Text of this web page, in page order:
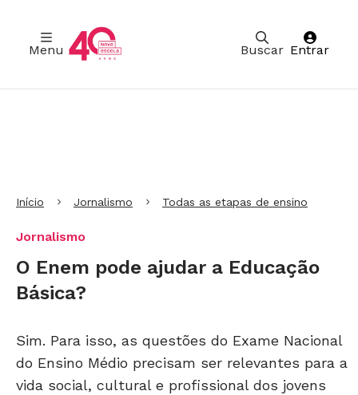
Buscar
Menu Entrar
Início Jornalismo Todas as etapas de ensino
Jornalismo
O Enem pode ajudar a Educação
Básica?
Sim. Para isso, as questões do Exame Nacional
do Ensino Médio precisam ser relevantes para a
vida social, cultural e profissional dos jovens